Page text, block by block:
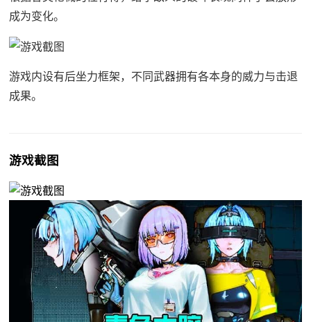
成为变化。
游戏内设有后坐力框架，不同武器拥有各本身的威力与击退
成果。
游戏截图